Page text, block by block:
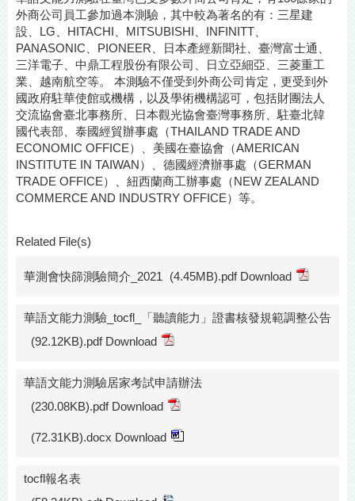
外商公司員工參加過本測驗，其中較為著名的有：三星建
設、LG、HITACHI、MITSUBISHI、INFINITT、
PANASONIC、PIONEER、日本產經新聞社、臺灣富士通、
三洋電子、中鼎工程股份有限公司、日立亞細亞、三菱重工
業、越南航空等。 本測驗不僅受到外商公司肯定，更受到外
國政府駐華使館或機構，以及學術機構認可，包括財團法人
交流協會臺北事務所、日本觀光協會臺灣事務所、駐臺北韓
國代表部、泰國經貿辦事處（THAILAND TRADE AND
ECONOMIC OFFICE）、美國在臺協會（AMERICAN
INSTITUTE IN TAIWAN）、德國經濟辦事處（GERMAN
TRADE OFFICE）、紐西蘭商工辦事處（NEW ZEALAND
COMMERCE AND INDUSTRY OFFICE）等。
Related File(s)
華測會快篩測驗簡介_2021 (4.45MB).pdf Download
華語文能力測驗_tocfl_「聽讀能力」證書核發規範調整公告
(92.12KB).pdf Download
華語文能力測驗居家考試申請辦法
(230.08KB).pdf Download
(72.31KB).docx Download
tocfl報名表